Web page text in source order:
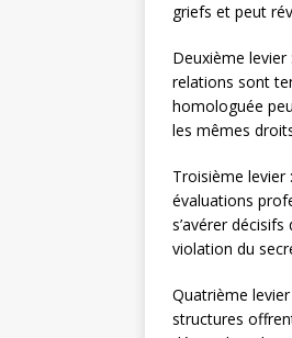
griefs et peut
Deuxième levier :
relations sont
homologuée
les mêmes
Troisième levier :
évaluations
s’avérer
violation du
Quatrième levier
structures